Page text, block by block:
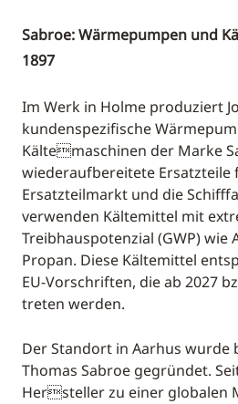
Sabroe: Wärmepumpen und
1897
Im Werk in Holme produziert
kundenspezifische
Kältemaschinen der Marke
wiederaufbereitete Ersatzteile
Ersatzteilmarkt und die
verwenden Kältemittel mit
Treibhauspotenzial (GWP) wie
Propan. Diese Kältemittel
EU-Vorschriften, die ab 2027
treten werden.
Der Standort in Aarhus wurde
Thomas Sabroe gegründet.
Hersteller zu einer globalen